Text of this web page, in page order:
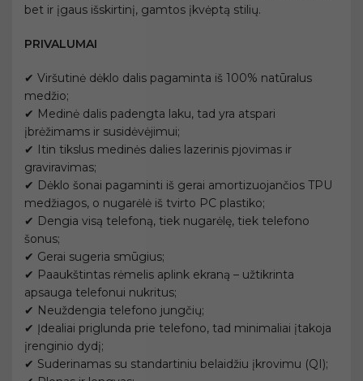
bet ir įgaus išskirtinį, gamtos įkvėptą stilių.
PRIVALUMAI
✔ Viršutinė dėklo dalis pagaminta iš 100% natūralus
medžio;
✔ Medinė dalis padengta laku, tad yra atspari
įbrėžimams ir susidėvėjimui;
✔ Itin tikslus medinės dalies lazerinis pjovimas ir
graviravimas;
✔ Dėklo šonai pagaminti iš gerai amortizuojančios TPU
medžiagos, o nugarėlė iš tvirto PC plastiko;
✔ Dengia visą telefoną, tiek nugarėlę, tiek telefono
šonus;
✔ Gerai sugeria smūgius;
✔ Paaukštintas rėmelis aplink ekraną – užtikrinta
apsauga telefonui nukritus;
✔ Neuždengia telefono jungčių;
✔ Įdealiai priglunda prie telefono, tad minimaliai įtakoja
įrenginio dydį;
✔ Suderinamas su standartiniu belaidžiu įkrovimu (QI);